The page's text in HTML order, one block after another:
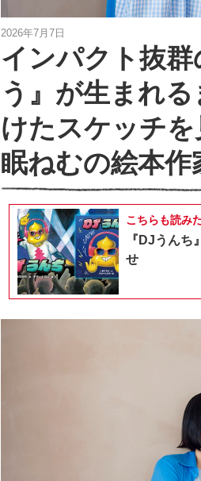
2026年7月7日
インパクト抜
う』が生まれ
けたスケッチ
眠ねむの絵本作
こちらも読み
『DJうん
せ